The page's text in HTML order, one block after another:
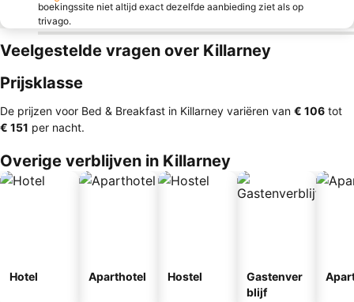
boekingssite niet altijd exact dezelfde aanbieding ziet als op
trivago.
Veelgestelde vragen over Killarney
Prijsklasse
De prijzen voor Bed & Breakfast in Killarney variëren van ‎€ 106 tot
‎€ 151 per nacht.
Overige verblijven in Killarney
Hotel Aparthotel Hostel
Gastenver
blijf